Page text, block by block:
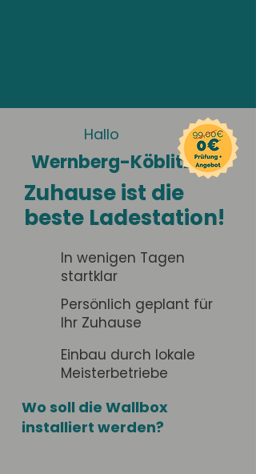
Hallo
Wernberg-Köblitz
Zuhause ist die
beste Ladestation!
In wenigen Tagen
startklar
Persönlich geplant für
Ihr Zuhause
Einbau durch lokale
Meisterbetriebe
Wo soll die Wallbox
installiert werden?